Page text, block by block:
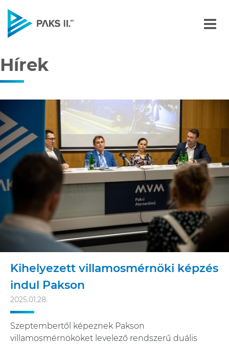
Hírek
Hírek
Kihelyezett villamosmérnöki képzés
indul Pakson
2025.01.28.
Szeptembertől képeznek Pakson
villamosmérnököket levelező rendszerű duális